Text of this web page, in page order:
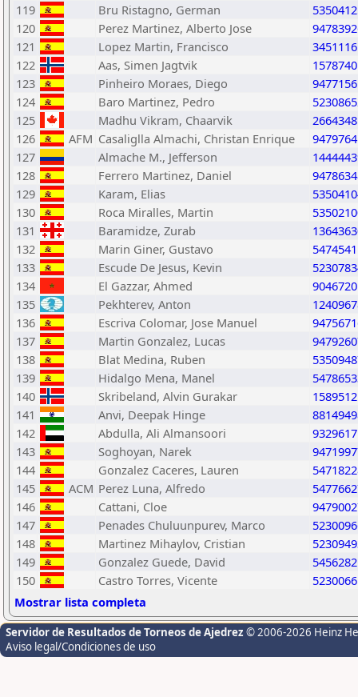
119
Bru Ristagno, German
120
Perez Martinez, Alberto Jose
121
Lopez Martin, Francisco
122
Aas, Simen Jagtvik
1578740
123
Pinheiro Moraes, Diego
124
Baro Martinez, Pedro
125
Madhu Vikram, Chaarvik
2664348
126
AFM Casaliglla Almachi, Christan Enrique
127
Almache M., Jefferson
128
Ferrero Martinez, Daniel
129
Karam, Elias
130
Roca Miralles, Martin
131
Baramidze, Zurab
132
Marin Giner, Gustavo
133
Escude De Jesus, Kevin
134
El Gazzar, Ahmed
9046720
135
Pekhterev, Anton
136
Escriva Colomar, Jose Manuel
137
Martin Gonzalez, Lucas
138
Blat Medina, Ruben
139
Hidalgo Mena, Manel
140
Skribeland, Alvin Gurakar
1589512
141
Anvi, Deepak Hinge
142
Abdulla, Ali Almansoori
9329617
143
Soghoyan, Narek
144
Gonzalez Caceres, Lauren
145
ACM Perez Luna, Alfredo
146
Cattani, Cloe
147
Penades Chuluunpurev, Marco
148
Martinez Mihaylov, Cristian
149
Gonzalez Guede, David
150
Castro Torres, Vicente
Mostrar lista completa
Servidor de Resultados de Torneos de Ajedrez © 2006-2026 Heinz
Aviso legal/Condiciones de uso